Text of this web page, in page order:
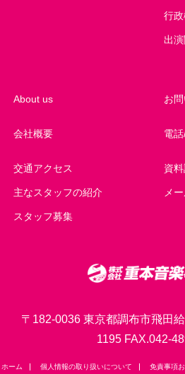
行
出
About us
会社概要
交通アクセス
主なスタッフの紹介
スタッフ募集
お
電
資
メ
〒182-0036 東京都調布市飛田
1195 FAX.042-
ホーム 個人情報の取り扱いについて 免責事項